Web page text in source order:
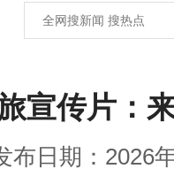
宣传片：
布日期：2026